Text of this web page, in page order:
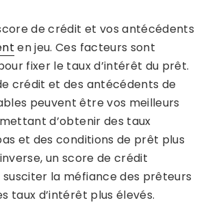
de crédit et vos antécédents
en jeu. Ces facteurs sont
fixer le taux d’intérêt du prêt.
crédit et des antécédents de
peuvent être vos meilleurs
d’obtenir des taux
et des conditions de prêt plus
un score de crédit
la méfiance des prêteurs
taux d’intérêt plus élevés.